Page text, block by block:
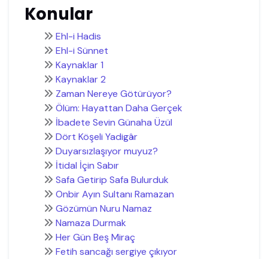
Konular
Ehl-i Hadis
Ehl-i Sünnet
Kaynaklar 1
Kaynaklar 2
Zaman Nereye Götürüyor?
Ölüm: Hayattan Daha Gerçek
İbadete Sevin Günaha Üzül
Dört Köşeli Yadigâr
Duyarsızlaşıyor muyuz?
İtidal İçin Sabır
Safa Getirip Safa Bulurduk
Onbir Ayın Sultanı Ramazan
Gözümün Nuru Namaz
Namaza Durmak
Her Gün Beş Miraç
Fetih sancağı sergiye çıkıyor